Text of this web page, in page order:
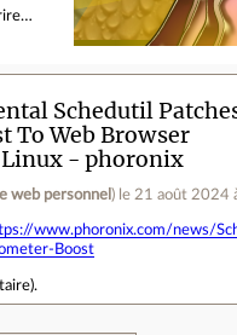
Schedutil
To Web Browser
Linux - phoronix
web personnel ) le 21 août 2024
www.phoronix.com/news/
Boost
).